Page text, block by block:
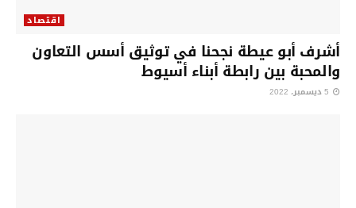
اقتصاد
أشرف أبو عيطة نجحنا في توثيق أسس التعاون
والمحبة بين رابطة أبناء أسيوط